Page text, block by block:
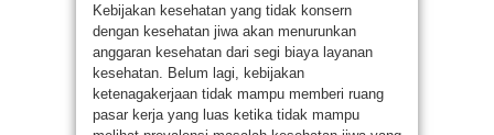
Kebijakan kesehatan yang tidak konsern
dengan kesehatan jiwa akan menurunkan
anggaran kesehatan dari segi biaya layanan
kesehatan. Belum lagi, kebijakan
ketenagakerjaan tidak mampu memberi ruang
pasar kerja yang luas ketika tidak mampu